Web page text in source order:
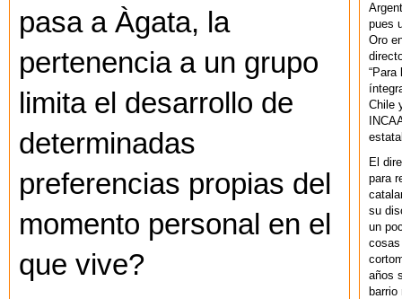
pasa a Àgata, la
pertenencia a un grupo
limita el desarrollo de
determinadas
preferencias propias del
momento personal en el
que vive?
pues
Oro
“Para
Chile
El
para
su
un
cosas
años